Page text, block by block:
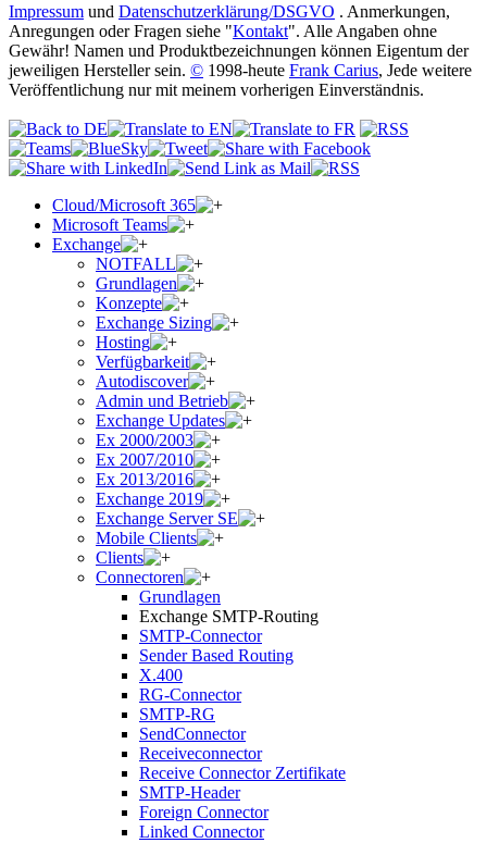
Impressum und Datenschutzerklärung/DSGVO . Anmerkungen,
Anregungen oder Fragen siehe "Kontakt". Alle Angaben ohne
Gewähr! Namen und Produktbezeichnungen können Eigentum der
jeweiligen Hersteller sein. © 1998-heute Frank Carius, Jede weitere
Veröffentlichung nur mit meinem vorherigen Einverständnis.
Cloud/Microsoft 365
Microsoft Teams
Exchange
NOTFALL
Grundlagen
Konzepte
Exchange Sizing
Hosting
Verfügbarkeit
Autodiscover
Admin und Betrieb
Exchange Updates
Ex 2000/2003
Ex 2007/2010
Ex 2013/2016
Exchange 2019
Exchange Server SE
Mobile Clients
Clients
Connectoren
Grundlagen
Exchange SMTP-Routing
SMTP-Connector
Sender Based Routing
X.400
RG-Connector
SMTP-RG
SendConnector
Receiveconnector
Receive Connector Zertifikate
SMTP-Header
Foreign Connector
Linked Connector